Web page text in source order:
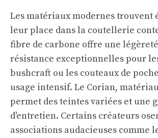
Les matériaux modernes trouvent
leur place dans la coutellerie
fibre de carbone offre une
résistance exceptionnelles pour
bushcraft ou les couteaux de
usage intensif. Le Corian,
permet des teintes variées et une
d'entretien. Certains créateurs
associations audacieuses comme